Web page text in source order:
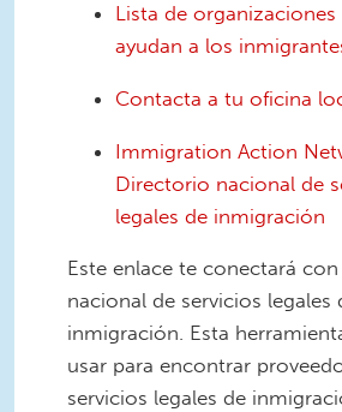
Lista de organizaciones
ayudan a los
Contacta a tu oficina
Immigration Action
Directorio nacional de
legales de inmigración
Este enlace te conectará
nacional de servicios legales
inmigración. Esta
usar para encontrar
servicios legales de